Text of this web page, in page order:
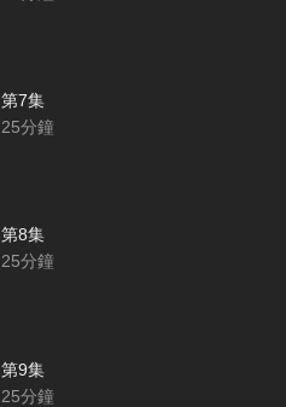
第7集
25分鐘
第8集
25分鐘
第9集
25分鐘